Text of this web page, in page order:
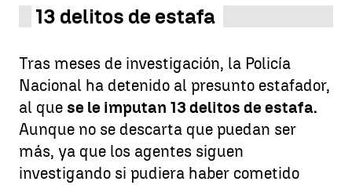
13 delitos de estafa
Tras meses de investigación, la Policía
Nacional ha detenido al presunto estafador,
al que se le imputan 13 delitos de estafa.
Aunque no se descarta que puedan ser
más, ya que los agentes siguen
investigando si pudiera haber cometido